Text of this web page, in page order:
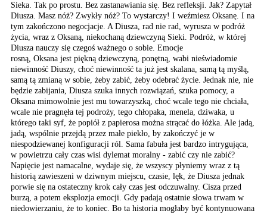
Sieka. Tak po prostu. Bez zastanawiania się. Bez refleksji. Jak? Zapytał
Diusza. Masz nóż? Zwykły nóż? To wystarczy! I weźmiesz Oksanę. I na
tym zakończono negocjacje. A Diusza, rad nie rad, wyrusza w podróż
życia, wraz z Oksaną, niekochaną dziewczyną Sieki. Podróż, w której
Diusza nauczy się czegoś ważnego o sobie. Emocje
rosną, Oksana jest piękną dziewczyną, ponętną, wabi nieświadomie
niewinność Diuszy, choć niewinność ta już jest skalana, samą tą myślą,
samą tą zmianą w sobie, żeby zabić, żeby odebrać życie. Jednak nie, nie
będzie zabijania, Diusza szuka innych rozwiązań, szuka pomocy, a
Oksana mimowolnie jest mu towarzyszką, choć wcale tego nie chciała,
wcale nie pragnęła tej podroży, tego chłopaka, menela, dziwaka, u
którego taki syf, że popiół z papierosa można strącać do łóżka. Ale jadą,
jadą, wspólnie przejdą przez małe piekło, by zakończyć je w
niespodziewanej konfiguracji ról. Sama fabuła jest bardzo intrygująca,
w powietrzu cały czas wisi dylemat moralny - zabić czy nie zabić?
Napięcie jest namacalne, wydaje się, że wszyscy płyniemy wraz z tą
historią zawieszeni w dziwnym miejscu, czasie, lęk, że Diusza jednak
porwie się na ostateczny krok cały czas jest odczuwalny. Cisza przed
burzą, a potem eksplozja emocji. Gdy padają ostatnie słowa trwam w
niedowierzaniu, że to koniec. Bo ta historia mogłaby być kontynuowana